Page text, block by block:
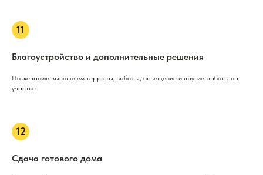
Благоустройство и дополнительные решения
По желанию выполняем террасы, заборы, освещение и другие работы на
участке.
Сдача готового дома